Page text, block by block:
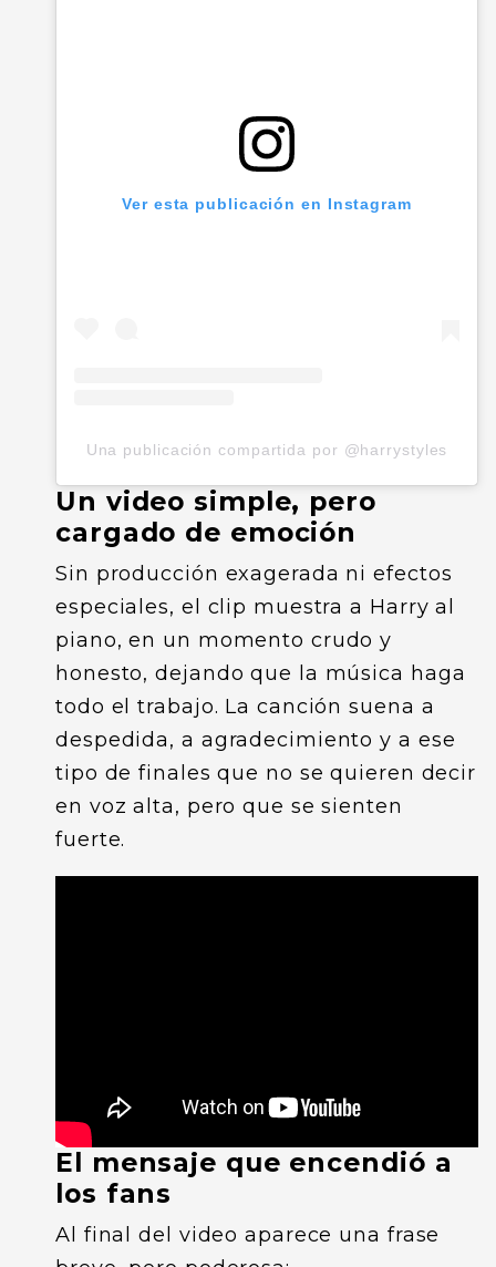
Ver esta publicación en Instagram
Una publicación compartida por @harrystyles
Un video simple, pero
cargado de emoción
Sin producción exagerada ni efectos
especiales, el clip muestra a Harry al
piano, en un momento crudo y
honesto, dejando que la música haga
todo el trabajo. La canción suena a
despedida, a agradecimiento y a ese
tipo de finales que no se quieren decir
en voz alta, pero que se sienten
fuerte.
El mensaje que encendió a
los fans
Al final del video aparece una frase